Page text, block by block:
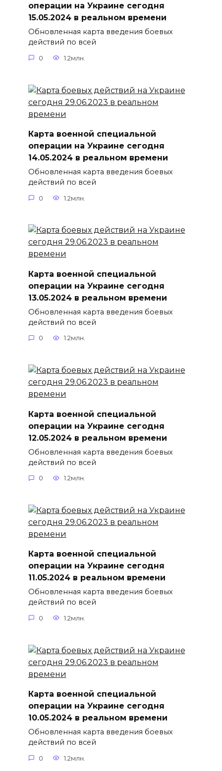
операции на Украине сегодня
15.05.2024 в реальном времени
Обновленная карта введения боевых
действий по всей
0 1.2млн.
Карта военной специальной
операции на Украине сегодня
14.05.2024 в реальном времени
Обновленная карта введения боевых
действий по всей
0 1.2млн.
Карта военной специальной
операции на Украине сегодня
13.05.2024 в реальном времени
Обновленная карта введения боевых
действий по всей
0 1.2млн.
Карта военной специальной
операции на Украине сегодня
12.05.2024 в реальном времени
Обновленная карта введения боевых
действий по всей
0 1.2млн.
Карта военной специальной
операции на Украине сегодня
11.05.2024 в реальном времени
Обновленная карта введения боевых
действий по всей
0 1.2млн.
Карта военной специальной
операции на Украине сегодня
10.05.2024 в реальном времени
Обновленная карта введения боевых
действий по всей
0 1.2млн.